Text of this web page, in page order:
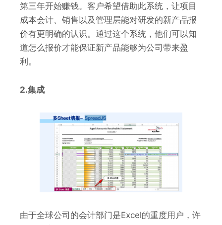
第三年开始赚钱。客户希望借助此系统，让项目
成本会计、销售以及管理层能对研发的新产品报
价有更明确的认识。通过这个系统，他们可以知
道怎么报价才能保证新产品能够为公司带来盈
利。
2.集成
由于全球公司的会计部门是Excel的重度用户，许